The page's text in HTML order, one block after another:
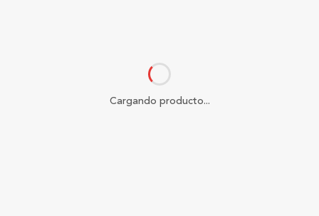
Cargando producto...